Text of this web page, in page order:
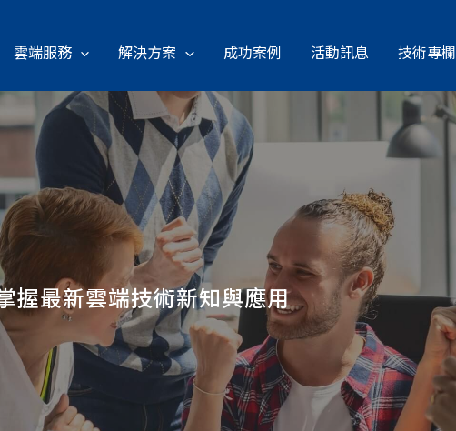
雲端服務 解決方案 成功案例 活動訊息 技術專欄
握最新雲端技術新知與應用